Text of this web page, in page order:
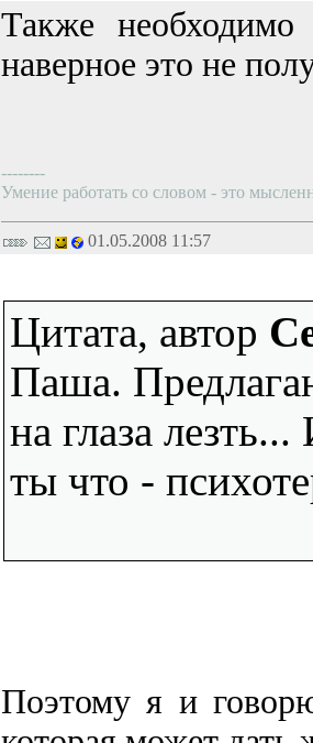
Также необходимо
наверное это не
--------
Умение работать со словом - это
01.05.2008 11:57
Цитата, автор
Паша.
на глаза
ты что -
Поэтому я и